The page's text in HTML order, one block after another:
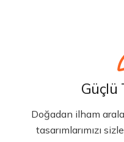
Güçlü
Doğadan ilham
tasarımlarımızı